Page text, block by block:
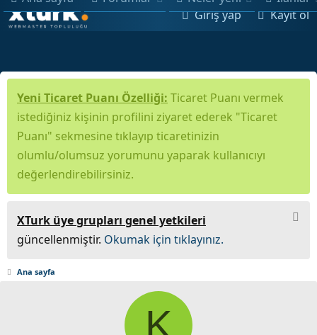
Giriş yap Kayıt ol
Yeni Ticaret Puanı Özelliği: Ticaret Puanı vermek
istediğiniz kişinin profilini ziyaret ederek "Ticaret
Puanı" sekmesine tıklayıp ticaretinizin
olumlu/olumsuz yorumunu yaparak kullanıcıyı
değerlendirebilirsiniz.
XTurk üye grupları genel yetkileri
güncellenmiştir. Okumak için tıklayınız.
Ana sayfa
K